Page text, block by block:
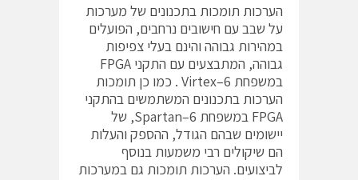
הערכות תומכות בתכנונים של מערכות
על שבב עם חישובים נרחבים, הפועלים
במהירות גבוהה והינם בעלי צפיפות
גבוהה, המתבצעים עם התקני FPGA
במשפחת Virtex–6 . כמו כן תומכות
הערכות בתכנונים המשתמשים בהתקני
FPGA במשפחת Spartan–6, של
יישומים שבהם הגודל, ההספק והעלות
הם שיקולים רבי משמעות בנוסף
לביצועים. הערכות תומכות גם במערכות